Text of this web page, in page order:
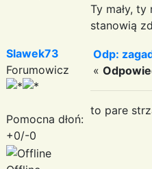
Ty mały,
stanowią
Slawek73
Forumowicz
Pomocna dłoń:
+0/-0
Odp:
«
to pare